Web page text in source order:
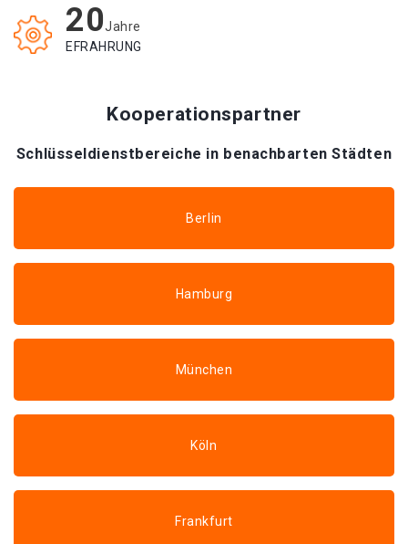
20Jahre
EFRAHRUNG
Kooperationspartner
Schlüsseldienstbereiche in benachbarten Städten
Berlin
Hamburg
München
Köln
Frankfurt